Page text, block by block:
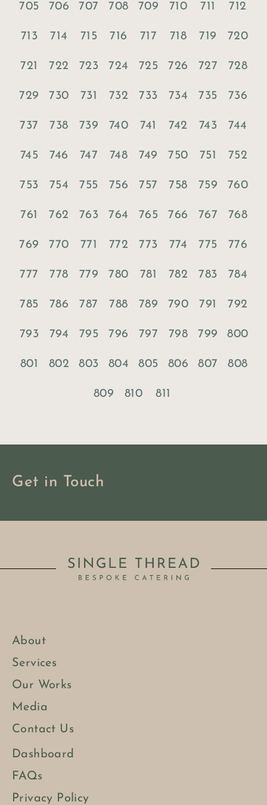
705 706 707 708 709 710 711 712
713 714 715 716 717 718 719 720
721 722 723 724 725 726 727 728
729 730 731 732 733 734 735 736
737 738 739 740 741 742 743 744
745 746 747 748 749 750 751 752
753 754 755 756 757 758 759 760
761 762 763 764 765 766 767 768
769 770 771 772 773 774 775 776
777 778 779 780 781 782 783 784
785 786 787 788 789 790 791 792
793 794 795 796 797 798 799 800
801 802 803 804 805 806 807 808
809 810 811
Get in Touch
About
Services
Our Works
Media
Contact Us
Dashboard
FAQs
Privacy Policy